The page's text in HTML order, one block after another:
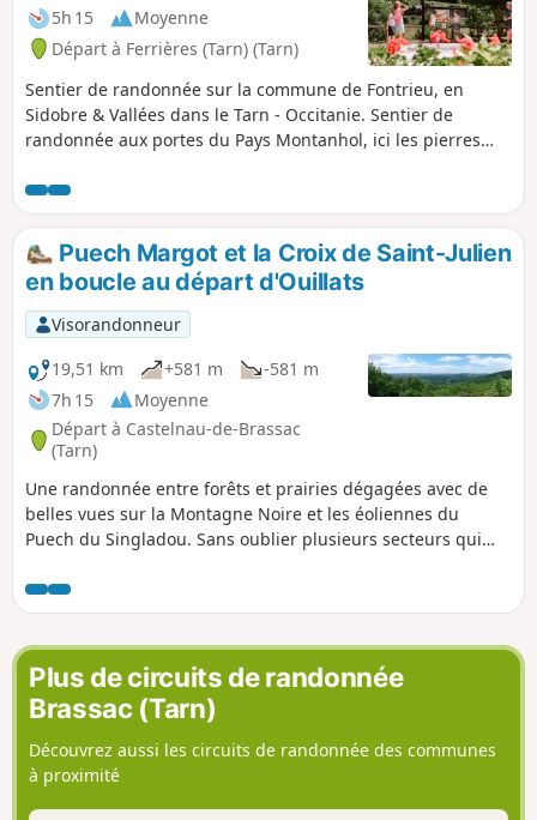
5h 15
Moyenne
Départ à Ferrières (Tarn) (Tarn)
Sentier de randonnée sur la commune de Fontrieu, en
Sidobre & Vallées dans le Tarn - Occitanie. Sentier de
randonnée aux portes du Pays Montanhol, ici les pierres
Château de Ferrières. Départ en face de l'annexe Mairie, à
la Ramade. Balade en sous-bois, champs et prairies, avec
de nombreux points de vue. Magnifiques panoramas sur les
Monts de Lacaune, le Sidobre, la Montagne Noire et les
Pyrénées. Passage dans le village de Ferrières où vous
pourrez voir le château, les moulins à eau, et retrouver le
chemin du petit train exploité jusqu’en 1962, et qui avait
désenclavé tout ce pays vallonné.
Puech Margot et la Croix de Saint-Julien
en boucle au départ d'Ouillats
Visorandonneur
19,51 km
+581 m
-581 m
7h 15
Moyenne
Départ à Castelnau-de-Brassac
(Tarn)
Une randonnée entre forêts et prairies dégagées avec de
belles vues sur la Montagne Noire et les éoliennes du
Puech du Singladou. Sans oublier plusieurs secteurs qui
motiver tout randonneur gourmand.
Plus de circuits de randonnée
Brassac (Tarn)
Découvrez aussi les circuits de randonnée des communes
à proximité